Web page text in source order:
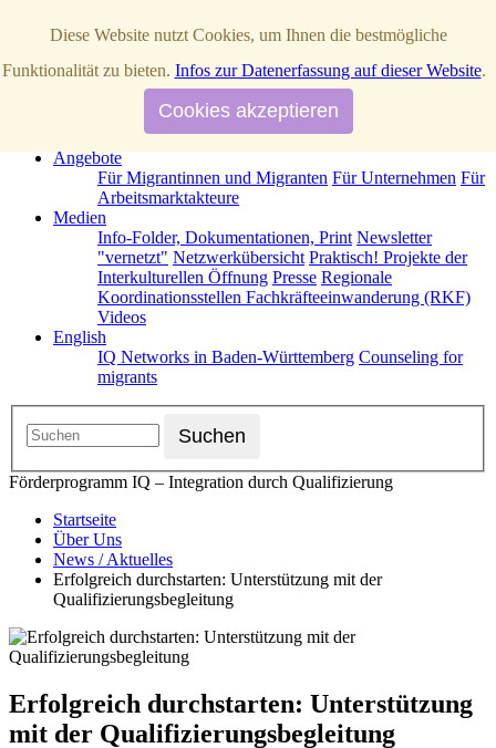
Über Uns
News / Aktuelles
IQ Netzwerke in Baden-Württemberg
Operative Partner Strategische Partner
Förderprogramm IQ Kontakt
Angebote
Für Migrantinnen und Migranten Für Unternehmen Für
Arbeitsmarktakteure
Medien
Info-Folder, Dokumentationen, Print Newsletter
"vernetzt" Netzwerkübersicht Praktisch! Projekte der
Interkulturellen Öffnung Presse Regionale
Koordinationsstellen Fachkräfteeinwanderung (RKF)
Videos
English
IQ Networks in Baden-Württemberg Counseling for
migrants
Förderprogramm IQ – Integration durch Qualifizierung
Startseite
Über Uns
News / Aktuelles
Erfolgreich durchstarten: Unterstützung mit der
Qualifizierungsbegleitung
Erfolgreich durchstarten: Unterstützung
mit der Qualifizierungsbegleitung
Diese Website nutzt Cookies, um Ihnen die bestmögliche
Funktionalität zu bieten. Infos zur Datenerfassung auf dieser Website.
Cookies akzeptieren